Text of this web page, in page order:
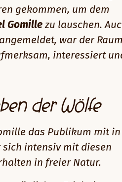
gekommen, um dem
Gomille zu lauschen.
war der Raum
interessiert
der Wölfe
das Publikum mit in
sich intensiv mit diesen
in freier Natur.